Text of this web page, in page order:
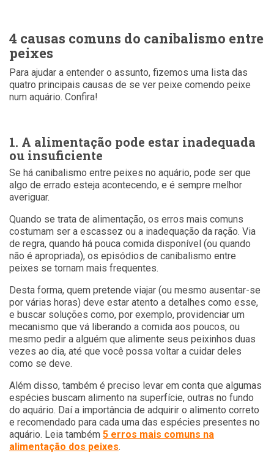
4 causas comuns do canibalismo entre
peixes
Para ajudar a entender o assunto, fizemos uma lista das
quatro principais causas de se ver peixe comendo peixe
num aquário. Confira!
1. A alimentação pode estar inadequada
ou insuficiente
Se há canibalismo entre peixes no aquário, pode ser que
algo de errado esteja acontecendo, e é sempre melhor
averiguar.
Quando se trata de alimentação, os erros mais comuns
costumam ser a escassez ou a inadequação da ração. Via
de regra, quando há pouca comida disponível (ou quando
não é apropriada), os episódios de canibalismo entre
peixes se tornam mais frequentes.
Desta forma, quem pretende viajar (ou mesmo ausentar-se
por várias horas) deve estar atento a detalhes como esse,
e buscar soluções como, por exemplo, providenciar um
mecanismo que vá liberando a comida aos poucos, ou
mesmo pedir a alguém que alimente seus peixinhos duas
vezes ao dia, até que você possa voltar a cuidar deles
como se deve.
Além disso, também é preciso levar em conta que algumas
espécies buscam alimento na superfície, outras no fundo
do aquário. Daí a importância de adquirir o alimento correto
e recomendado para cada uma das espécies presentes no
aquário. Leia também 5 erros mais comuns na
alimentação dos peixes.